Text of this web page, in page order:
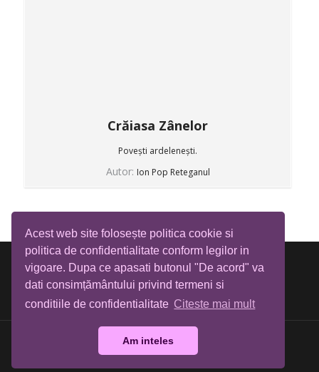
Acest web site folosește politica cookie si
politica de confidentialitate conform legilor in
vigoare. Dupa ce apasati butonul "De acord" va
dati consimțământului privind termeni si
conditiile de confidentialitate Citeste mai mult
Am inteles
Crăiasa Zânelor
Povești ardelenești.
Autor: Ion Pop Reteganul
Biblioteca Tia Mare © All rights reserved